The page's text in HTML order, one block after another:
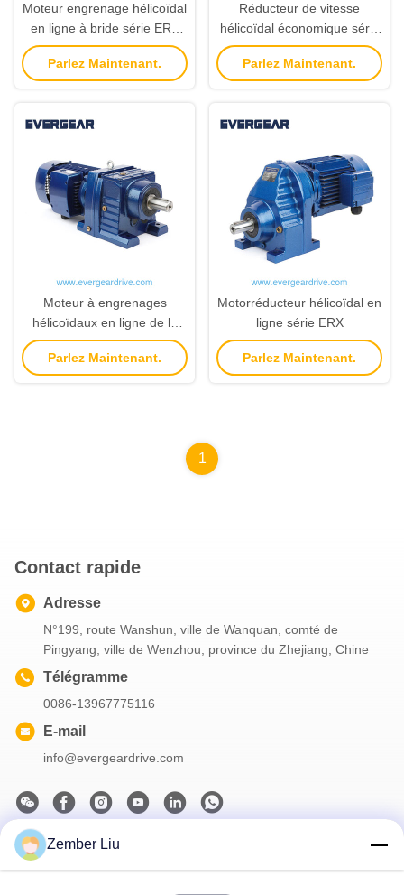
Moteur engrenage hélicoïdal
en ligne à bride série ERF
avec plage de puissance de
0,12 kW à 200 kW et rapport
Parlez Maintenant.
Réducteur de vitesse
hélicoïdal économique série
ERF avec plage de
puissance de 0,12 KW à 200
montage bride
Parlez Maintenant.
Moteur à engrenages
hélicoïdaux en ligne de la
série ER
Parlez Maintenant.
Motorréducteur hélicoïdal en
ligne série ERX
Parlez Maintenant.
1
Contact rapide
Adresse
N°199, route Wanshun, ville de Wanquan, comté de
Pingyang, ville de Wenzhou, province du Zhejiang, Chine
Télégramme
0086-13967775116
E-mail
info@evergeardrive.com
Notre newsletter
Zember Liu